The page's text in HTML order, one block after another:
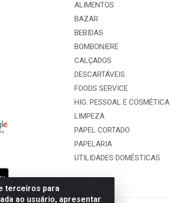
terceiros para
ao usuário, apresentar
ALIMENTOS
BAZAR
BEBIDAS
BOMBONIERE
CALÇADOS
DESCARTÁVEIS
FOODS SERVICE
HIG. PESSOAL E COSMÉTICA
LIMPEZA
PAPEL CORTADO
PAPELARIA
UTILIDADES DOMÉSTICAS